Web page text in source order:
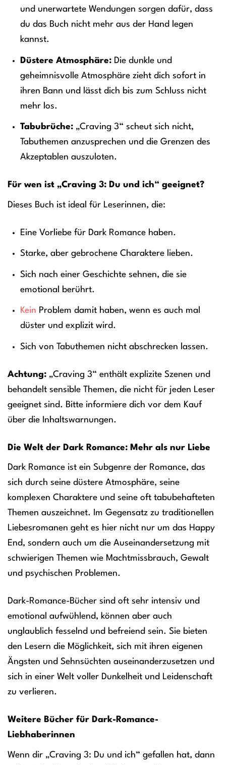
und unerwartete Wendungen sorgen dafür, dass
du das Buch nicht mehr aus der Hand legen
kannst.
Düstere Atmosphäre:Die dunkle und
geheimnisvolle Atmosphäre zieht dich sofort in
ihren Bann und lässt dich bis zum Schluss nicht
mehr los.
Tabubrüche:„Craving 3“ scheut sich nicht,
Tabuthemen anzusprechen und die Grenzen des
Akzeptablen auszuloten.
Für wen ist „Craving 3: Du und ich“ geeignet?
Dieses Buch ist ideal für Leserinnen, die:
Eine Vorliebe für Dark Romance haben.
Starke, aber gebrochene Charaktere lieben.
Sich nach einer Geschichte sehnen, die sie
emotional berührt.
Kein Problem damit haben, wenn es auch mal
düster und explizit wird.
Sich von Tabuthemen nicht abschrecken lassen.
Achtung: „Craving 3“ enthält explizite Szenen und
behandelt sensible Themen, die nicht für jeden Leser
geeignet sind. Bitte informiere dich vor dem Kauf
über die Inhaltswarnungen.
Die Welt der Dark Romance: Mehr als nur Liebe
Dark Romance ist ein Subgenre der Romance, das
sich durch seine düstere Atmosphäre, seine
komplexen Charaktere und seine oft tabubehafteten
Themen auszeichnet. Im Gegensatz zu traditionellen
Liebesromanen geht es hier nicht nur um das Happy
End, sondern auch um die Auseinandersetzung mit
schwierigen Themen wie Machtmissbrauch, Gewalt
und psychischen Problemen.
Dark-Romance-Bücher sind oft sehr intensiv und
emotional aufwühlend, können aber auch
unglaublich fesselnd und befreiend sein. Sie bieten
den Lesern die Möglichkeit, sich mit ihren eigenen
Ängsten und Sehnsüchten auseinanderzusetzen und
sich in einer Welt voller Dunkelheit und Leidenschaft
zu verlieren.
Weitere Bücher für Dark-Romance-
Liebhaberinnen
Wenn dir „Craving 3: Du und ich“ gefallen hat, dann